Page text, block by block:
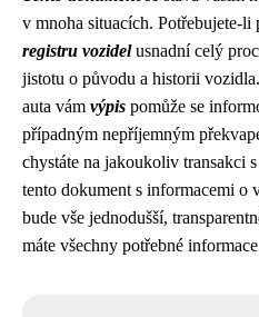
v mnoha situacích. Potřebujete-li
registru vozidelusnadní celý
jistotu o původu a historii
auta vám výpis pomůže se
případným nepříjemným
chystáte na jakoukoliv transakci
tento dokument s informacemi o
bude vše jednodušší,
máte všechny potřebné